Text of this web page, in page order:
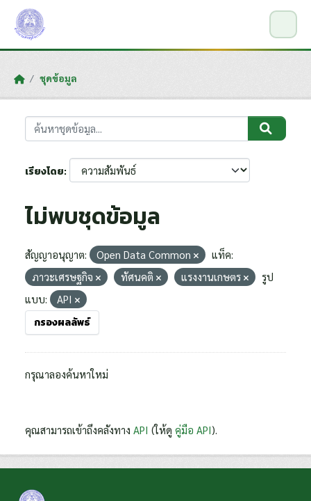
Skip to main content
ชุดข้อมูล
เรียงโดย
ไม่พบชุดข้อมูล
สัญญาอนุญาต: Open Data Common
แท็ค:
ภาวะเศรษฐกิจ
ทัศนคติ แรงงานเกษตร
รูป
แบบ:
API
กรองผลลัพธ์
กรุณาลองค้นหาใหม่
คุณสามารถเข้าถึงคลังทาง API (ให้ดู คู่มือ API).